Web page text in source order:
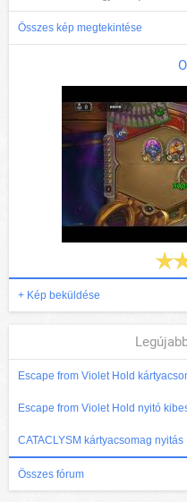
Összes kép megtekintése
+ Kép beküldése
Escape from Violet Hold
Escape from Violet Hold nyitó
CATACLYSM kártyacsomag nyitás
Összes fórum